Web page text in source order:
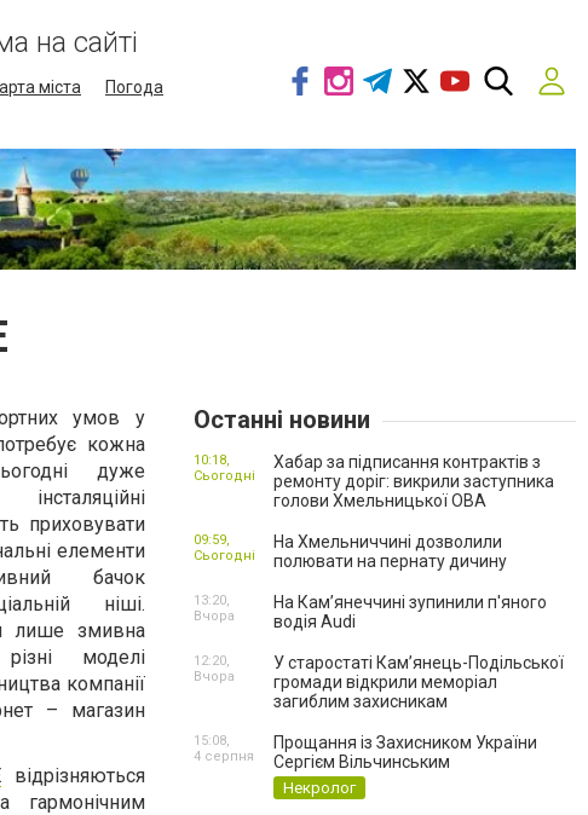
на сайті
міста
Погода
умов у
кожна
дуже
приховувати
елементи
бачок
ніші.
лише змивна
моделі
компанії
– магазин
відрізняються
гармонічним
Останні новини
Хабар за підписання контрактів з
ремонту доріг: викрили заступника
голови Хмельницької ОВА
10:18,
Сьогодні
На Хмельниччині дозволили
полювати на пернату дичину
09:59,
Сьогодні
На Камʼянеччині зупинили п'яного
водія Audi
13:20,
Вчора
У старостаті Кам’янець-Подільської
громади відкрили меморіал
загиблим захисникам
12:20,
Вчора
Прощання із Захисником України
Сергієм Вільчинським
Некролог
15:08,
4 серпня